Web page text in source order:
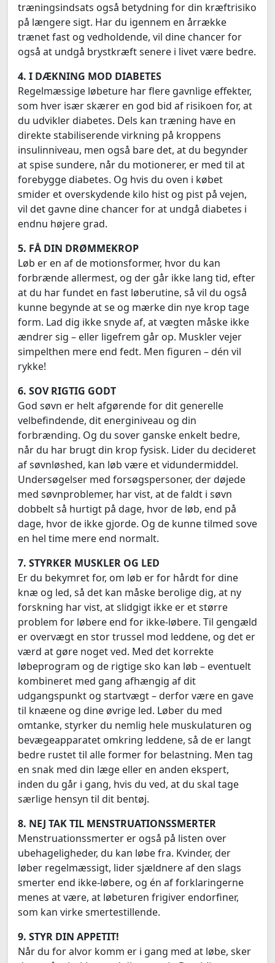
træningsindsats også betydning for din kræftrisiko
på længere sigt. Har du igennem en årrække
trænet fast og vedholdende, vil dine chancer for
også at undgå brystkræft senere i livet være bedre.
4. I DÆKNING MOD DIABETES
Regelmæssige løbeture har flere gavnlige effekter,
som hver især skærer en god bid af risikoen for, at
du udvikler diabetes. Dels kan træning have en
direkte stabiliserende virkning på kroppens
insulinniveau, men også bare det, at du begynder
at spise sundere, når du motionerer, er med til at
forebygge diabetes. Og hvis du oven i købet
smider et overskydende kilo hist og pist på vejen,
vil det gavne dine chancer for at undgå diabetes i
endnu højere grad.
5. FÅ DIN DRØMMEKROP
Løb er en af de motionsformer, hvor du kan
forbrænde allermest, og der går ikke lang tid, efter
at du har fundet en fast løberutine, så vil du også
kunne begynde at se og mærke din nye krop tage
form. Lad dig ikke snyde af, at vægten måske ikke
ændrer sig – eller ligefrem går op. Muskler vejer
simpelthen mere end fedt. Men figuren – dén vil
rykke!
6. SOV RIGTIG GODT
God søvn er helt afgørende for dit generelle
velbefindende, dit energiniveau og din
forbrænding. Og du sover ganske enkelt bedre,
når du har brugt din krop fysisk. Lider du decideret
af søvnløshed, kan løb være et vidundermiddel.
Undersøgelser med forsøgspersoner, der døjede
med søvnproblemer, har vist, at de faldt i søvn
dobbelt så hurtigt på dage, hvor de løb, end på
dage, hvor de ikke gjorde. Og de kunne tilmed sove
en hel time mere end normalt.
7. STYRKER MUSKLER OG LED
Er du bekymret for, om løb er for hårdt for dine
knæ og led, så det kan måske berolige dig, at ny
forskning har vist, at slidgigt ikke er et større
problem for løbere end for ikke-løbere. Til gengæld
er overvægt en stor trussel mod leddene, og det er
værd at gøre noget ved. Med det korrekte
løbeprogram og de rigtige sko kan løb – eventuelt
kombineret med gang afhængig af dit
udgangspunkt og startvægt – derfor være en gave
til knæene og dine øvrige led. Løber du med
omtanke, styrker du nemlig hele muskulaturen og
bevægeapparatet omkring leddene, så de er langt
bedre rustet til alle former for belastning. Men tag
en snak med din læge eller en anden ekspert,
inden du går i gang, hvis du ved, at du skal tage
særlige hensyn til dit bentøj.
8. NEJ TAK TIL MENSTRUATIONSSMERTER
Menstruationssmerter er også på listen over
ubehageligheder, du kan løbe fra. Kvinder, der
løber regelmæssigt, lider sjældnere af den slags
smerter end ikke-løbere, og én af forklaringerne
menes at være, at løbeturen frigiver endorfiner,
som kan virke smertestillende.
9. STYR DIN APPETIT!
Når du for alvor komm er i gang med at løbe, sker